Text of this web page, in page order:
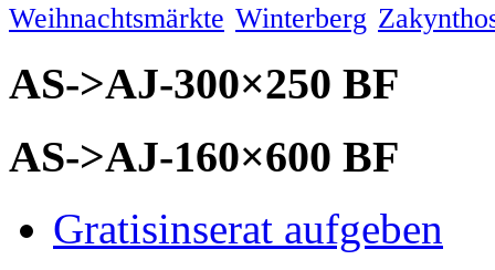
Weihnachtsmärkte Winterberg
AS->AJ-300×250 BF
AS->AJ-160×600 BF
Gratisinserat aufgeben